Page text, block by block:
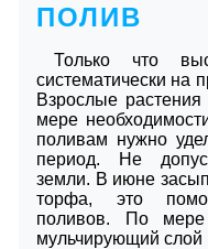
ПОЛИВ
Только что
систематически на
Взрослые
мере
поливам нужно
период. Не
земли. В июне
торфа, это
поливов. По мере
мульчирующий слой